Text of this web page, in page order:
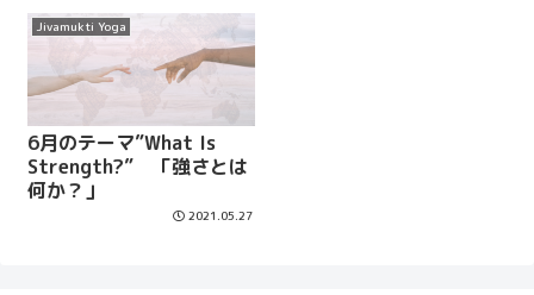
Jivamukti Yoga
6月のテーマ”What Is
Strength?” 「強さとは
何か？」
2021.05.27